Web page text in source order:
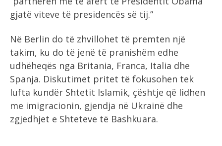
gjatë viteve të presidencës së tij.”
Në Berlin do të zhvillohet të premten një
takim, ku do të jenë të pranishëm edhe
udhëheqës nga Britania, Franca, Italia dhe
Spanja. Diskutimet pritet të fokusohen tek
lufta kundër Shtetit Islamik, çështje që lidhen
me imigracionin, gjendja në Ukrainë dhe
zgjedhjet e Shteteve të Bashkuara.